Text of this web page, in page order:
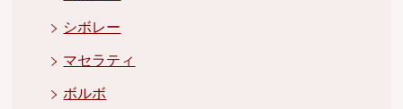
シボレー
マセラティ
ボルボ